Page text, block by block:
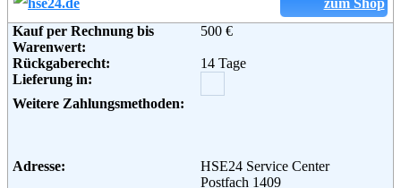
Adresse:
Swarovski Crystal Online AG
CH-8708 Männedorf
Soziale Kanäle:
Informationen:
zum Shop
Kauf per Rechnung bis
Warenwert:
500 €
Rückgaberecht:
14 Tage
Lieferung in:
Weitere Zahlungsmethoden:
Adresse:
HSE24 Service Center
Postfach 1409